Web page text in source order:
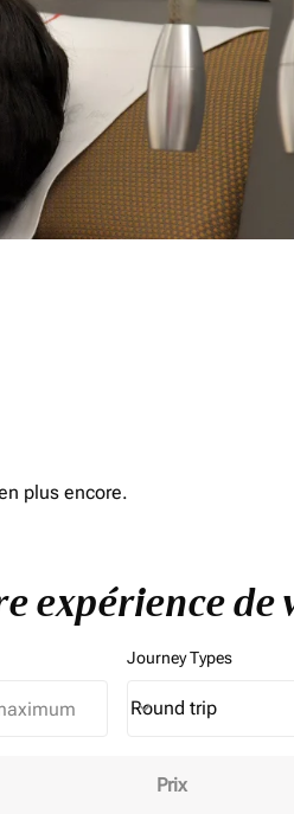
plus encore.
expérience de
Journey Types
Journey Types
Round trip
keyboard_arrow_down
Prix